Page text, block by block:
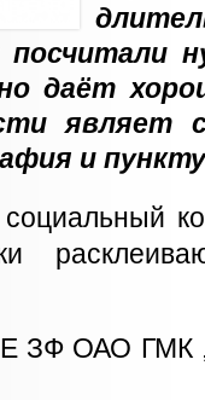
даёт
являет
и
ОАО ГМК ,,